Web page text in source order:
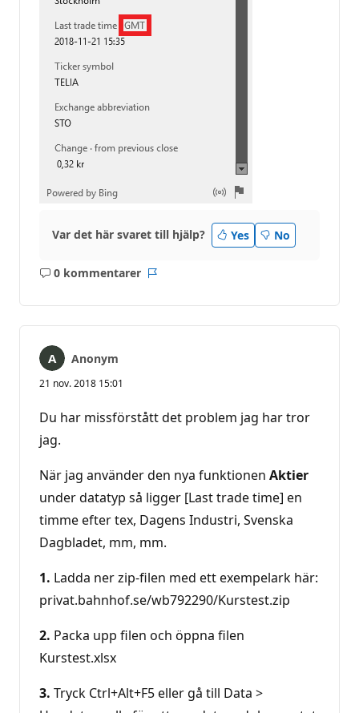
Var det här svaret till hjälp? Yes No
0 kommentarer
Inga
Anonym
21 nov. 2018 15:01
Du har missförstått det problem jag har tror
jag.
När jag använder den nya funktionen Aktier
under datatyp så ligger [Last trade time] en
timme efter tex, Dagens Industri, Svenska
Dagbladet, mm, mm.
1. Ladda ner zip-filen med ett exempelark här:
privat.bahnhof.se/wb792290/Kurstest.zip
2. Packa upp filen och öppna filen
Kurstest.xlsx
3. Tryck Ctrl+Alt+F5 eller gå till Data >